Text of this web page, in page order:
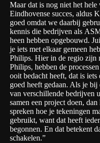
Maar dat is nog niet het hele
Eindhovense succes, aldus
goed omdat we daarbij
kennis die bedrijven als
heen hebben opgebouwd.
je iets met elkaar gemeen
Philips. Hier in de regio zijn
Philips, hebben de
ooit bedacht heeft, dat is
goed heeft gedaan. Als je
van verschillende bedrijven
samen een project doen,
spreken hoe je tekeningen
gebruikt, want dat heeft
begonnen. En dat betekent
schakelen.”